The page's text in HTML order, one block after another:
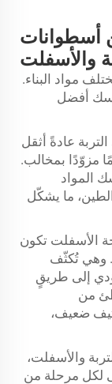
أسطوانات
والأسفلت
مواد البناء.
أفضل
عادةً أثقل
مزوّدًا بمخالب.
المواد
ما يشكّل
الأسفلت تكون
وهي تُكثّف
إلى طريقٍ
من
ضعيف،
والأسفلت،
لكل مرحلة من